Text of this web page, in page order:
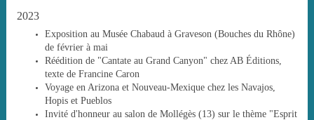
2023
Exposition au Musée Chabaud à Graveson (Bouches du Rhône)
de février à mai
Réédition de "Cantate au Grand Canyon" chez AB Éditions,
texte de Francine Caron
Voyage en Arizona et Nouveau-Mexique chez les Navajos,
Hopis et Pueblos
Invité d'honneur au salon de Mollégès (13) sur le thème "Esprit